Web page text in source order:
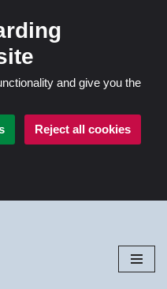
and give you the
Reject all cookies